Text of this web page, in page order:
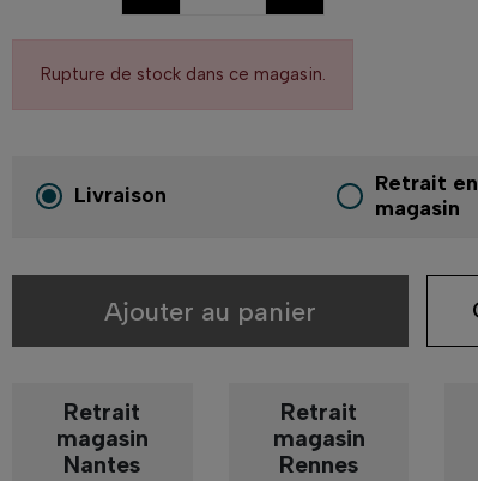
Rupture de stock dans ce magasin.
Livraison
Retrait en
magasin
Ajouter au panier
Retrait
magasin
Nantes
Retrait
magasin
Rennes